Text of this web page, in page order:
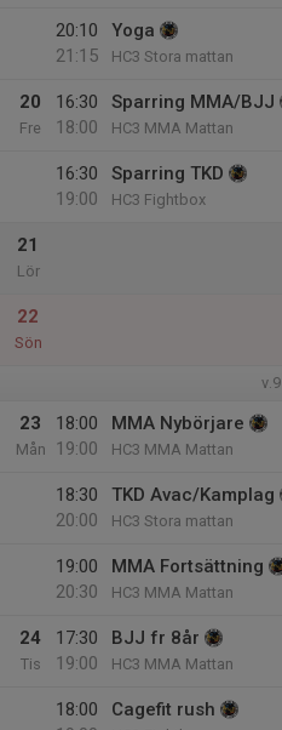
20:10
21:15
Yoga
HC3 Stora mattan
20
Fre
16:30
18:00
Sparring MMA/BJJ
HC3 MMA Mattan
16:30
19:00
Sparring TKD
HC3 Fightbox
21
Lör
22
Sön
v.9
23
Mån
18:00
19:00
MMA Nybörjare
HC3 MMA Mattan
18:30
20:00
TKD Avac/Kamplag
HC3 Stora mattan
19:00
20:30
MMA Fortsättning
HC3 MMA Mattan
24
Tis
17:30
19:00
BJJ fr 8år
HC3 MMA Mattan
18:00
Cagefit rush